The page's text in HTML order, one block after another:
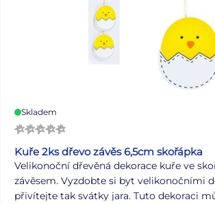
Skladem
Kuře 2ks dřevo závěs 6,5cm skořápka
Velikonoční dřevěná dekorace kuře ve
závěsem. Vyzdobte si byt velikonočními
přivítejte tak svátky jara. Tuto dekoraci